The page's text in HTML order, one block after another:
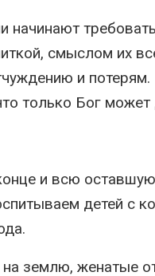
смыслом их
и
только Бог может
и всю
детей с
землю, женатые